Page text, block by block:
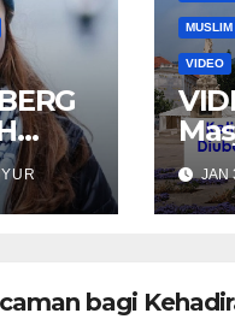
VIDEO
JAN
bagi